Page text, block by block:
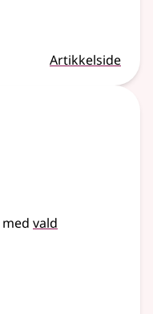
Artikkelside
med vald